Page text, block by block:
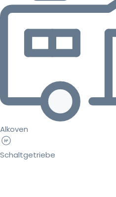
Alkoven
Schaltgetriebe